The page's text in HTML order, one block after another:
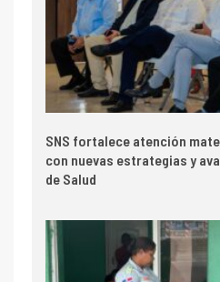
SNS fortalece atención
con nuevas estrategias y
de Salud